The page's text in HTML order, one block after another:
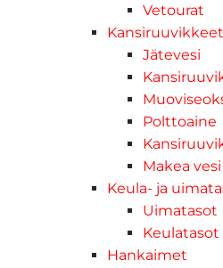
Vetourat
Kansiruuvikkeet
Jätevesi
Polttoaine
Makea vesi
Keula- ja
Uimatasot
Keulatasot
Hankaimet